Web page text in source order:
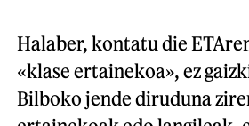
Halaber, kontatu die
«klase ertainekoa», ez
Bilboko jende diruduna